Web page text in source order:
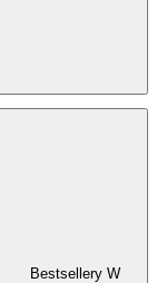
Bestsellery W